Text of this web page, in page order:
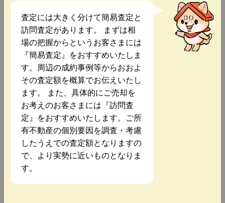
査定には大きく分けて簡易査定と
訪問査定があります。 まずは相
場の把握からというお客さまには
『簡易査定』をおすすめいたしま
す。周辺の成約事例等からおおよ
その査定額を概算でお伝えいたし
ます。 また、具体的にご売却を
お考えのお客さまには『訪問査
定』をおすすめいたします。ご所
有不動産の個別要因を調査・考慮
したうえでの査定額となりますの
で、より実勢に近いものとなりま
す。